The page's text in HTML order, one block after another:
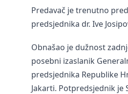
Predavač je trenutno
predsjednika dr. Ive
Obnašao je dužnost
posebni izaslanik
predsjednika Republike
Jakarti. Potpredsjednik